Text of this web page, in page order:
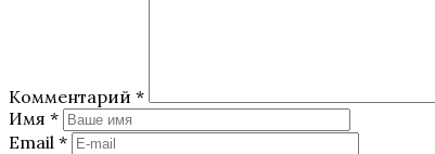
Комментарий *
Имя *
Email *